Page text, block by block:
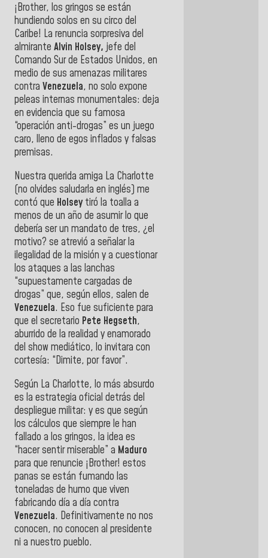
¡Brother, los gringos se están
hundiendo solos en su circo del
Caribe! La renuncia sorpresiva del
almirante Alvin Holsey,jefe del
Comando Sur de Estados Unidos, en
medio de sus amenazas militares
contra Venezuela, no solo expone
peleas internas monumentales: deja
en evidencia que su famosa
“operación anti-drogas” es un juego
caro, lleno de egos inflados y falsas
premisas.
Nuestra querida amiga La Charlotte
(no olvides saludarla en inglés) me
contó que Holseytiró la toalla a
menos de un año de asumir lo que
debería ser un mandato de tres, ¿el
motivo? se atrevió a señalar la
ilegalidad de la misión y a cuestionar
los ataques a las lanchas
“supuestamente cargadas de
drogas” que, según ellos, salen de
Venezuela. Eso fue suficiente para
que el secretario Pete Hegseth,
aburrido de la realidad y enamorado
del show mediático, lo invitara con
cortesía: “Dimite, por favor”.
Según La Charlotte, lo más absurdo
es la estrategia oficial detrás del
despliegue militar: y es que según
los cálculos que siempre le han
fallado a los gringos, la idea es
“hacer sentir miserable” a Maduro
para que renuncie ¡Brother! estos
panas se están fumando las
toneladas de humo que viven
fabricando día a día contra
Venezuela. Definitivamente no nos
conocen, no conocen al presidente
ni a nuestro pueblo.